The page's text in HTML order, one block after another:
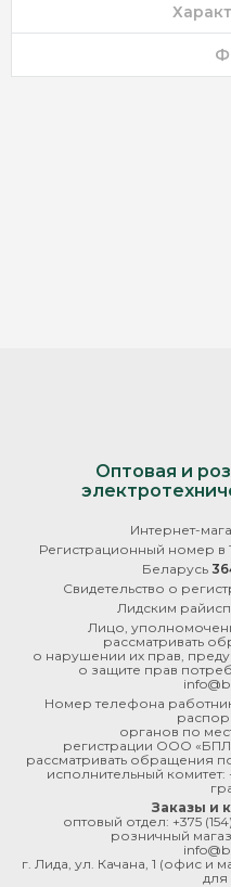
Оптовая и
Интернет-
Регистрационный номер
Беларусь
Свидетельство о
Лидским
Лицо,
рассматривать
о нарушении их прав,
о защите прав
Номер телефона
органов по
регистрации ООО
рассматривать обращения
исполнительный комитет:
Заказы и
оптовый отдел: +375
розничный
г. Лида, ул. Качана, 1 (офис и